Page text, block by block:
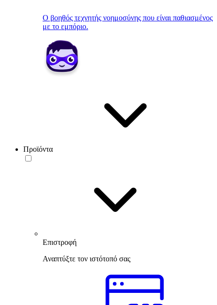
Ο βοηθός τεχνητής νοημοσύνης που είναι παθιασμένος
με το εμπόριο.
Προϊόντα
Επιστροφή
Αναπτύξτε τον ιστότοπό σας